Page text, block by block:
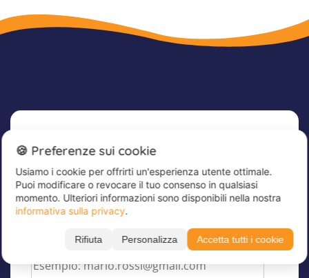
Newsletter
Iscriviti subito alla nostra newsletter per
rimanere aggiornato sulle ultime novità e
ricevere sconti per soli iscritti!
Inserisci qui il tuo indirizzo e-mail*
🍪 Preferenze sui cookie
Usiamo i cookie per offrirti un'esperienza utente ottimale.
Puoi modificare o revocare il tuo consenso in qualsiasi
momento. Ulteriori informazioni sono disponibili nella nostra
informativa sulla privacy.
Rifiuta Personalizza Accetta tutti i cookie